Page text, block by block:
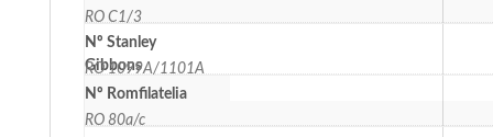
RO C1/3
Nº Stanley
Gibbons
RO 1099A/1101A
Nº Romfilatelia
RO 80a/c